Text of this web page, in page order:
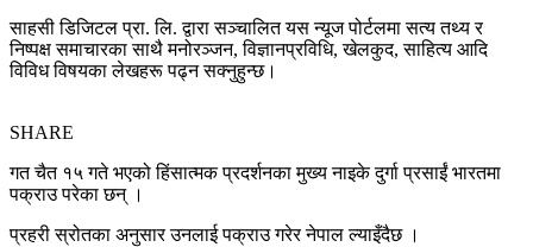
साहसी डिजिटल प्रा. लि. द्वारा सञ्चालित यस न्यूज पोर्टलमा सत्य तथ्य र
निष्पक्ष समाचारका साथै मनोरञ्जन, विज्ञानप्रविधि, खेलकुद, साहित्य आदि
विविध विषयका लेखहरू पढ्न सक्नुहुन्छ।
SHARE
गत चैत १५ गते भएको हिंसात्मक प्रदर्शनका मुख्य नाइके दुर्गा प्रसाईं भारतमा
पक्राउ परेका छन् ।
प्रहरी स्रोतका अनुसार उनलाई पक्राउ गरेर नेपाल ल्याइँदैछ ।